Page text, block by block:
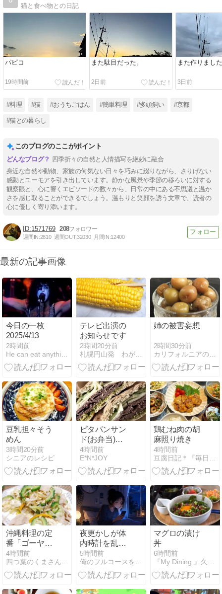
猫と食べ物との日記
パピコ
19時間前
また駄目だった。
2日前
また作りまし
3日前
#料理 #猫 #おうちごはん #簡単料理 #多頭飼い #京都
#猫との暮らし
このブログのここがポイント
四季折々の自然と人情描写を絶妙に融合
身近な自然や動物、家族の何気ない日々を巧みに綴りながら、さりげない
感動とユーモアを引き出しています。静かな風景や季節の移ろいに対する
観察眼と、心に響くエピソードの数々から、日常の中にある不思議と温か
さを感じ取ることができるでしょう。温もりと笑顔を誘う文章で、読者の
心に優しく寄り添います。
1571769 208
週間IN:2810 週間OUT:32030 月間IN:12400
最新の記事画像
今日の一枚
2025/4/13
2時間前
He can eat anythin but himself
テレビ出演の
お知らせです
2時間20分前
札幌円山発 わが家のテーブル便り
姉の被害妄想
2時間30分前
カリフォルニアのばあさんブログ
豆乳担々そう
めん
3時間20分前
シニアのレシピ
ピタパンサン
ド(お弁当)＋7
月の食費
4時間前
E*N*JOY
鶏むね肉の胡
麻照り焼き
4時間前
豆腐日記＊『毎日豆腐食べてます！』
沖縄料理の定
番「ゴーヤチ
ャンプルー」
美味しい苦味
4時間前
四つ葉のくまさんの癒しのお花、時々お料理日記
夜更かしが体
内時計を乱す
理由
5時間前
俺のフルコースを求め続ける日記
マグロの漬け
丼
6時間前
『My Dining 』久留米料理教室〜おうちごはん